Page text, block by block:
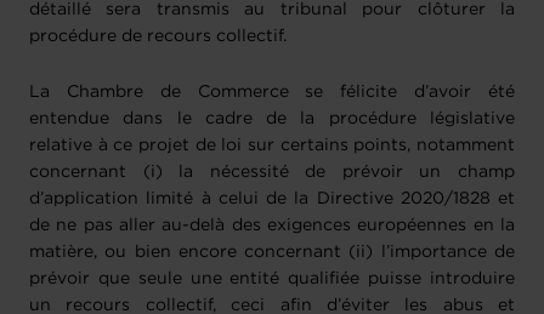
détaillé sera transmis au tribunal pour clôturer la
procédure de recours collectif.
La Chambre de Commerce se félicite d’avoir été
entendue dans le cadre de la procédure législative
relative à ce projet de loi sur certains points, notamment
concernant (i) la nécessité de prévoir un champ
d’application limité à celui de la Directive 2020/1828 et
de ne pas aller au-delà des exigences européennes en la
matière, ou bien encore concernant (ii) l’importance de
prévoir que seule une entité qualifiée puisse introduire
un recours collectif, ceci afin d’éviter les abus et